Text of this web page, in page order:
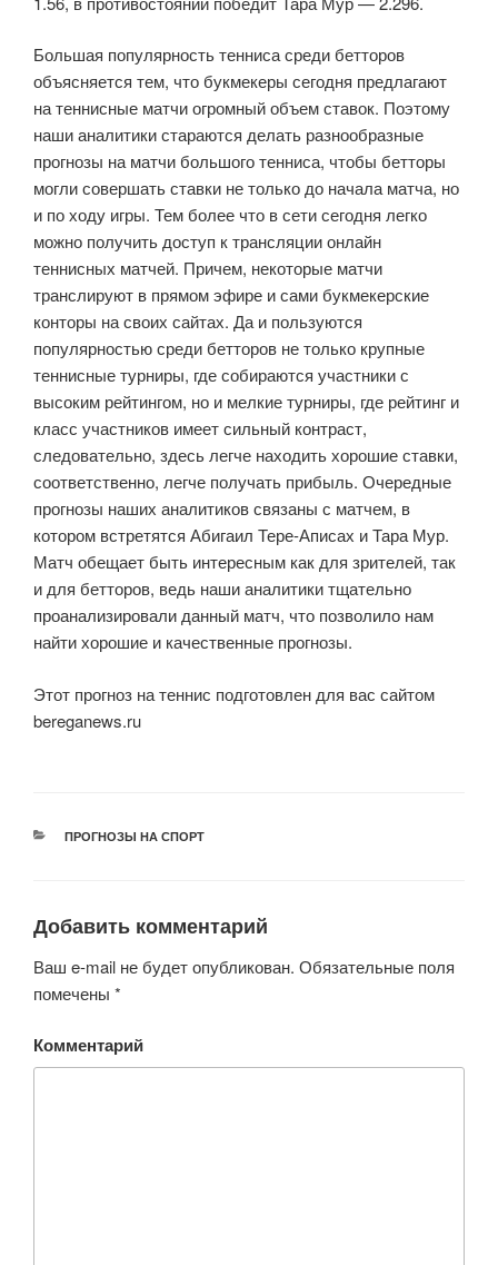
Большая популярность тенниса среди бетторов
объясняется тем, что букмекеры сегодня предлагают
на теннисные матчи огромный объем ставок. Поэтому
наши аналитики стараются делать разнообразные
прогнозы на матчи большого тенниса, чтобы бетторы
могли совершать ставки не только до начала матча, но
и по ходу игры. Тем более что в сети сегодня легко
можно получить доступ к трансляции онлайн
теннисных матчей. Причем, некоторые матчи
транслируют в прямом эфире и сами букмекерские
конторы на своих сайтах. Да и пользуются
популярностью среди бетторов не только крупные
теннисные турниры, где собираются участники с
высоким рейтингом, но и мелкие турниры, где рейтинг и
класс участников имеет сильный контраст,
следовательно, здесь легче находить хорошие ставки,
соответственно, легче получать прибыль. Очередные
прогнозы наших аналитиков связаны с матчем, в
котором встретятся Абигаил Тере-Аписах и Тара Мур.
Матч обещает быть интересным как для зрителей, так
и для бетторов, ведь наши аналитики тщательно
проанализировали данный матч, что позволило нам
найти хорошие и качественные прогнозы.
Этот прогноз на теннис подготовлен для вас сайтом
bereganews.ru
РУБРИКИ
ПРОГНОЗЫ НА СПОРТ
Добавить комментарий
Ваш e-mail не будет опубликован. Обязательные поля
помечены *
Комментарий